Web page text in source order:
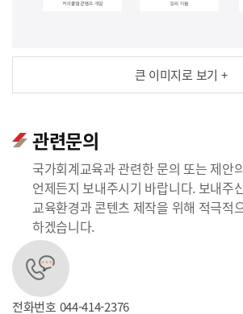
큰 이미지로 보기 +
관련문의
국가회계교육과 관련한 문의 또는 제안
언제든지 보내주시기 바랍니다. 보내주
교육환경과 콘텐츠 제작을 위해 적극적
하겠습니다.
전화번호 044-414-2376